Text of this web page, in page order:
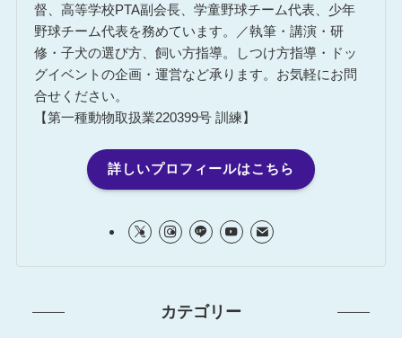
督、高等学校PTA副会長、学童野球チーム代表、少年
野球チーム代表を務めています。／執筆・講演・研
修・子犬の選び方、飼い方指導。しつけ方指導・ドッ
グイベントの企画・運営など承ります。お気軽にお問
合せください。
【第一種動物取扱業220399号 訓練】
詳しいプロフィールはこちら
カテゴリー